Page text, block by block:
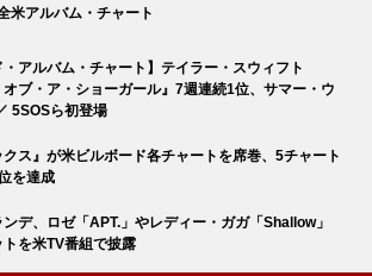
米アルバム・チャート
・アルバム・チャート】テイラー・スウィフト
オブ・ア・ショーガール』7週連続1位、サマー・ウ
5SOSら初登場
クス』が米ビルボード各チャートを席巻、5チャート
を達成
デ、ロゼ「APT.」やレディー・ガガ「Shallow」
を米TV番組で披露